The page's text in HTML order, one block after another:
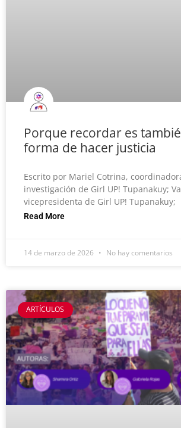
Porque recordar es
forma de hacer justicia
Escrito por Mariel Cotrina,
investigación de Girl UP! Tupanakuy;
vicepresidenta de Girl UP! Tupanakuy;
Read More
14 de marzo de 2026 No hay comentarios
ARTÍCULOS